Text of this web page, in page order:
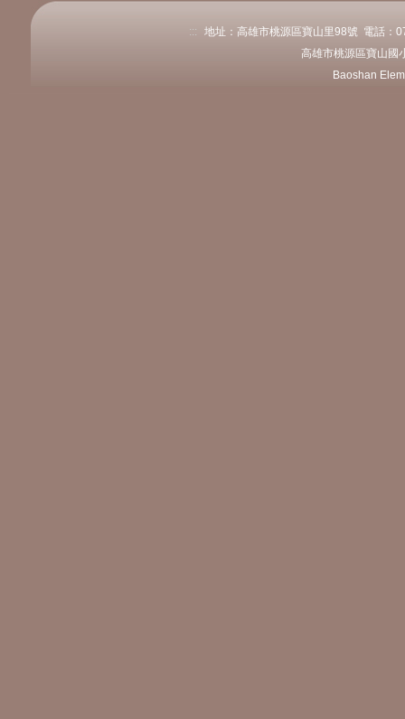
:::
地址：高雄市桃源區寶山里98號 電話
高雄市桃源區寶山國
Baoshan